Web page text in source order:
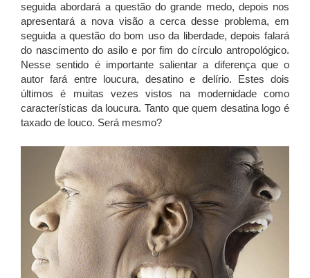
seguida abordará a questão do grande medo, depois nos
apresentará a nova visão a cerca desse problema, em
seguida a questão do bom uso da liberdade, depois falará
do nascimento do asilo e por fim do círculo antropológico.
Nesse sentido é importante salientar a diferença que o
autor fará entre loucura, desatino e delírio. Estes dois
últimos é muitas vezes vistos na modernidade como
características da loucura. Tanto que quem desatina logo é
taxado de louco. Será mesmo?